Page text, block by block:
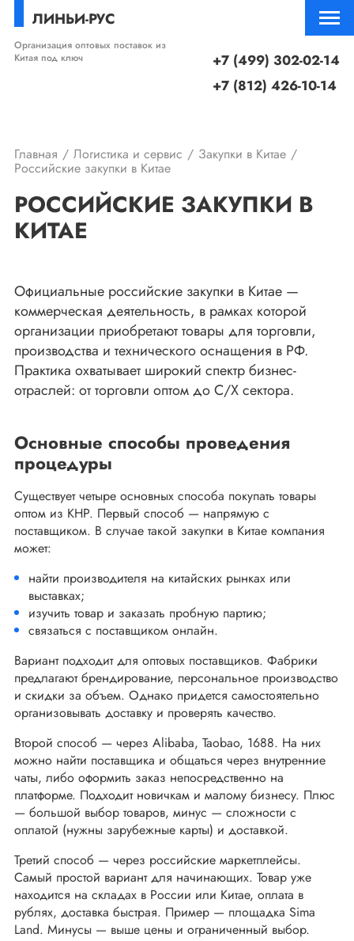
ЛИНЬИ-РУС
Организация оптовых поставок из
Китая под ключ
+7 (499) 302-02-14
+7 (812) 426-10-14
Главная Логистика и сервис Закупки в Китае
Российские закупки в Китае
РОССИЙСКИЕ ЗАКУПКИ В
КИТАЕ
Официальные российские закупки в Китае —
коммерческая деятельность, в рамках которой
организации приобретают товары для торговли,
производства и технического оснащения в РФ.
Практика охватывает широкий спектр бизнес-
отраслей: от торговли оптом до С/Х сектора.
Основные способы проведения
процедуры
Существует четыре основных способа покупать товары
оптом из КНР. Первый способ — напрямую с
поставщиком. В случае такой закупки в Китае компания
может:
найти производителя на китайских рынках или
выставках;
изучить товар и заказать пробную партию;
связаться с поставщиком онлайн.
Вариант подходит для оптовых поставщиков. Фабрики
предлагают брендирование, персональное производство
и скидки за объем. Однако придется самостоятельно
организовывать доставку и проверять качество.
Второй способ — через Alibaba, Taobao, 1688. На них
можно найти поставщика и общаться через внутренние
чаты, либо оформить заказ непосредственно на
платформе. Подходит новичкам и малому бизнесу. Плюс
— большой выбор товаров, минус — сложности с
оплатой (нужны зарубежные карты) и доставкой.
Третий способ — через российские маркетплейсы.
Самый простой вариант для начинающих. Товар уже
находится на складах в России или Китае, оплата в
рублях, доставка быстрая. Пример — площадка Sima
Land. Минусы — выше цены и ограниченный выбор.